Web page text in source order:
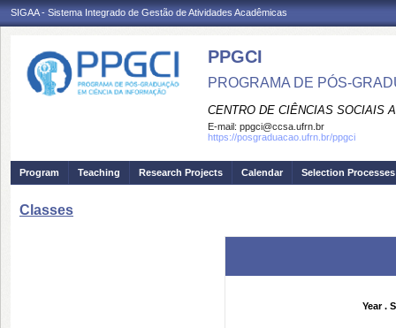
SIGAA - Sistema Integrado de Gestão de Atividades Acadêmicas
PPGCI
PROGRAMA DE PÓS-
CENTRO DE CIÊNCIAS SOCIAIS
E-mail: ppgci@ccsa.ufrn.br
https://posgraduacao.ufrn.br/ppgci
Program Teaching Research Projects Calendar Selection Processes
Classes
Year .